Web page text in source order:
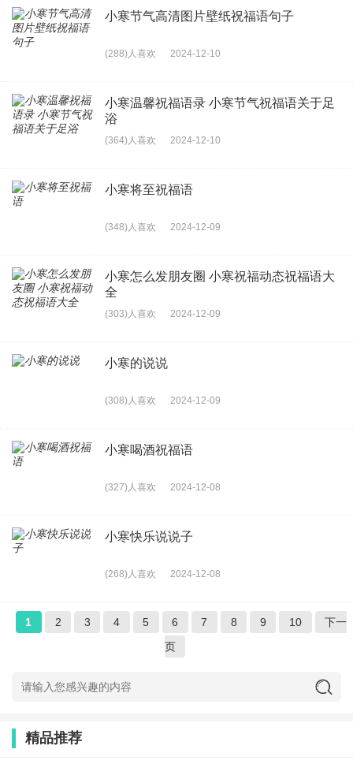
小寒节气高清图片壁纸祝福语句子
(288)人喜欢 2024-12-10
小寒温馨祝福语录 小寒节气祝福语关于足
浴
(364)人喜欢 2024-12-10
小寒将至祝福语
(348)人喜欢 2024-12-09
小寒怎么发朋友圈 小寒祝福动态祝福语大
全
(303)人喜欢 2024-12-09
小寒的说说
(308)人喜欢 2024-12-09
小寒喝酒祝福语
(327)人喜欢 2024-12-08
小寒快乐说说子
(268)人喜欢 2024-12-08
1 2 3 4 5 6 7 8 9 10
下一
页
精品推荐